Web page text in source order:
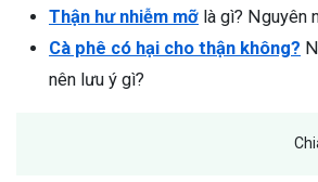
Thận hư nhiễm mỡ là gì? Nguyên
Cà phê có hại cho thận không?
nên lưu ý gì?